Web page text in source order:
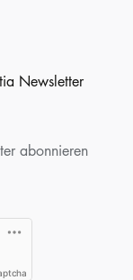
Newsletter
abonnieren